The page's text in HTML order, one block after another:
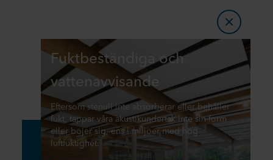
Fuktbeständiga och
vattenavvisande
Eftersom stenull inte absorberar eller behåller
fukt, tappar våra akustikundertak inte sin form
eller böjer sig, ens i miljöer med hög
luftfuktighet.